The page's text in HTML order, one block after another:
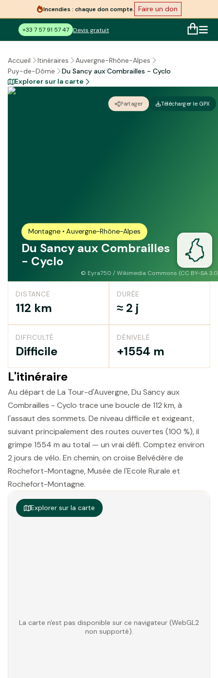
Incendies : chaque don compte. Faire un don
+33 7 57 91 57 47 Devis gratuit
Accueil Itinéraires
Auvergne-Rhône-Alpes
Puy-de-Dôme
Du Sancy aux Combrailles - Cyclo
Explorer sur la carte
Partager Télécharger le GPX
Montagne • Auvergne-Rhône-Alpes
Du Sancy aux Combrailles
- Cyclo
© Eyra750 / Wikimedia Commons (CC BY-SA
DISTANCE
112 km
DURÉE
≈ 2 j
DIFFICULTÉ
Difficile
DÉNIVELÉ
+1554 m
L'itinéraire
Au départ de La Tour-d'Auvergne, Du Sancy aux
Combrailles - Cyclo trace une boucle de 112 km, à
l'assaut des sommets. De niveau difficile et exigeant,
suivant principalement des routes ouvertes (100 %), il
grimpe 1554 m au total — un vrai défi. Comptez environ
2 jours de vélo. En chemin, on croise Belvédère de
Rochefort-Montagne, Musée de l'Ecole Rurale et
Rochefort-Montagne.
La carte n'est pas disponible sur ce navigateur (WebGL2
non supporté).
Explorer sur la carte